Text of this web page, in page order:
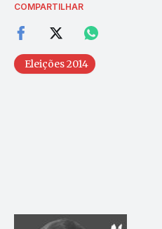
COMPARTILHAR
Eleições 2014